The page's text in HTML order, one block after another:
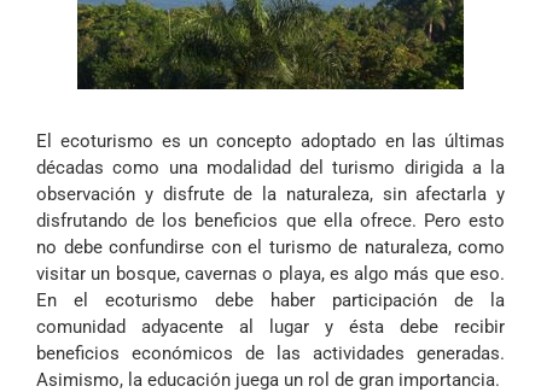
El ecoturismo es un concepto adoptado en las últimas
décadas como una modalidad del turismo dirigida a la
observación y disfrute de la naturaleza, sin afectarla y
disfrutando de los beneficios que ella ofrece. Pero esto
no debe confundirse con el turismo de naturaleza, como
visitar un bosque, cavernas o playa, es algo más que eso.
En el ecoturismo debe haber participación de la
comunidad adyacente al lugar y ésta debe recibir
beneficios económicos de las actividades generadas.
Asimismo, la educación juega un rol de gran importancia.